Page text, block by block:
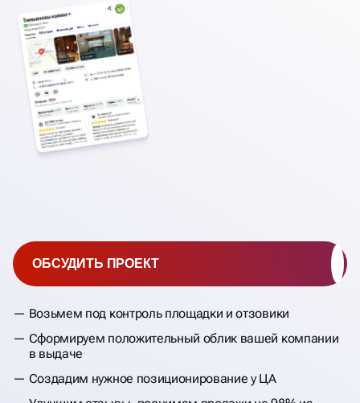
ЯНДЕКС, GOOGLE, АВИТО,
OZON И 2ГИС
Возьмем под контроль площадки и отзовики
Сформируем положительный облик вашей компании
в выдаче
Создадим нужное позиционирование у ЦА
ОБСУДИТЬ ПРОЕКТ